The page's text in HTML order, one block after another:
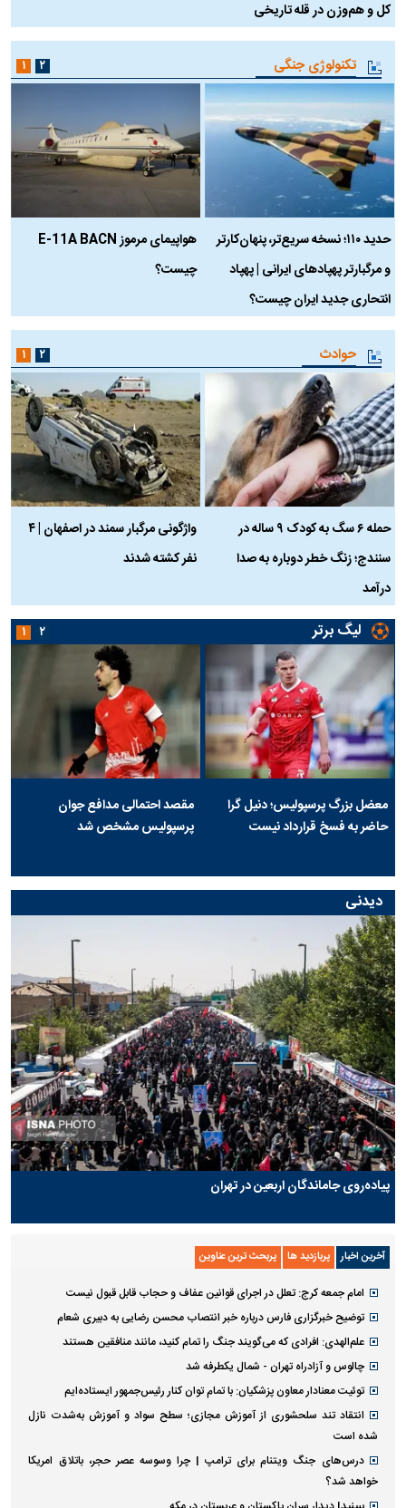
کل و هم‌وزن در قله تاریخی
تکنولوژی جنگی
حدید ۱۱۰؛ نسخه سریع‌تر، پنهان‌کارتر
و مرگبارتر پهپادهای ایرانی | پهپاد
انتحاری جدید ایران چیست؟
هواپیمای مرموز E-11A BACN
چیست؟
۱ ۲
حوادث
حمله ۶ سگ به کودک ۹ ساله در
سنندج؛ زنگ خطر دوباره به صدا
درآمد
واژگونی مرگبار سمند در اصفهان | ۴
نفر کشته شدند
۱ ۲
لیگ برتر
معضل بزرگ پرسپولیس؛ دنیل گرا
حاضر به فسخ قرارداد نیست
مقصد احتمالی مدافع جوان
پرسپولیس مشخص شد
۱ ۲
دیدنی
پیاده‌روی جاماندگان اربعین در تهران
آخرین اخبار پربازدید ها پربحث ترین عناوین
امام جمعه کرج: تعلل در اجرای قوانین عفاف و حجاب قابل قبول نیست
توضیح خبرگزاری فارس درباره خبر انتصاب محسن رضایی به دبیری شعام
علم‌الهدی: افرادی که می‌گویند جنگ را تمام کنید، مانند منافقین هستند
چالوس و آزادراه تهران - شمال یکطرفه شد
توئیت معنادار معاون پزشکیان: با تمام توان کنار رئیس‌جمهور ایستاده‌ایم
انتقاد تند سلحشوری از آموزش مجازی؛ سطح سواد و آموزش به‌شدت نازل
شده است
درس‌های جنگ ویتنام برای ترامپ | چرا وسوسه عصر حجر، باتلاق امریکا
خواهد شد؟